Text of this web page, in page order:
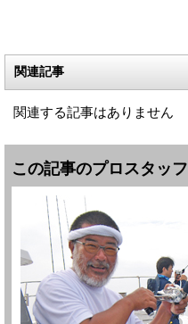
関連記事
関連する記事はありません
この記事のプロスタッフ